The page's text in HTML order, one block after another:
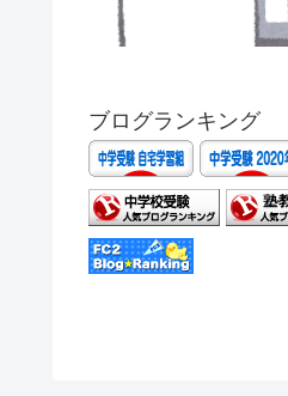
ブログランキング